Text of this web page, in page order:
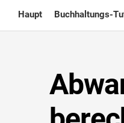
content
Haupt Buchhaltungs-